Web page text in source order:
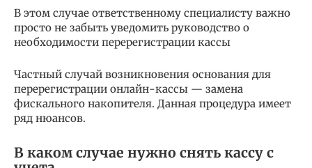
В этом случае ответственному специалисту важно
просто не забыть уведомить руководство о
необходимости перерегистрации кассы
Частный случай возникновения основания для
перерегистрации онлайн-кассы — замена
фискального накопителя. Данная процедура имеет
ряд нюансов.
В каком случае нужно снять кассу с